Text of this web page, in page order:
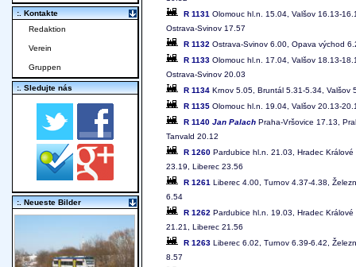
R 1131 Olomouc hl.n. 15.04, Valšov 16.13-
Ostrava-Svinov 17.57
R 1132 Ostrava-Svinov 6.00, Opava východ
R 1133 Olomouc hl.n. 17.04, Valšov 18.13-
Ostrava-Svinov 20.03
R 1134 Krnov 5.05, Bruntál 5.31-5.34, Valšov
R 1135 Olomouc hl.n. 19.04, Valšov 20.13-
R 1140 Jan Palach Praha-Vršovice 17.13,
Tanvald 20.12
R 1260 Pardubice hl.n. 21.03, Hradec
23.19, Liberec 23.56
R 1261 Liberec 4.00, Turnov 4.37-4.38,
6.54
R 1262 Pardubice hl.n. 19.03, Hradec
21.21, Liberec 21.56
R 1263 Liberec 6.02, Turnov 6.39-6.42,
8.57
:. Kontakte
Redaktion
Verein
Gruppen
:. Sledujte nás
:. Neueste Bilder